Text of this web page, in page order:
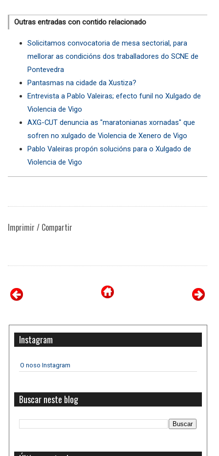
Outras entradas con contido relacionado
Solicitamos convocatoria de mesa sectorial, para
mellorar as condicións dos traballadores do SCNE de
Pontevedra
Pantasmas na cidade da Xustiza?
Entrevista a Pablo Valeiras; efecto funil no Xulgado de
Violencia de Vigo
AXG-CUT denuncia as "maratonianas xornadas" que
sofren no xulgado de Violencia de Xenero de Vigo
Pablo Valeiras propón solucións para o Xulgado de
Violencia de Vigo
Imprimir / Compartir
Instagram
O noso Instagram
Buscar neste blog